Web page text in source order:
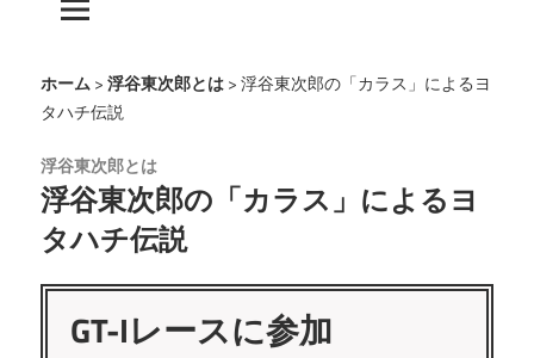
キ
ッ
プ
谷
東
次
郎
を
つ
ー
サ
ー
浮
谷
東
次
ホーム>浮谷東次郎とは>浮谷東次郎の「カラス」によるヨ
タハチ伝説
浮谷東次郎とは
浮谷東次郎の「カラス」によるヨ
タハチ伝説
GT-Iレースに参加